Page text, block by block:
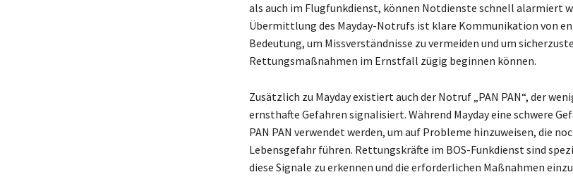
als auch im Flugfunkdienst, können Notdienste schnell alarmiert
Übermittlung des Mayday-Notrufs ist klare Kommunikation von
Bedeutung, um Missverständnisse zu vermeiden und um
Rettungsmaßnahmen im Ernstfall zügig beginnen können.
Zusätzlich zu Mayday existiert auch der Notruf „PAN PAN“, der
ernsthafte Gefahren signalisiert. Während Mayday eine schwere
PAN PAN verwendet werden, um auf Probleme hinzuweisen, die
Lebensgefahr führen. Rettungskräfte im BOS-Funkdienst sind
diese Signale zu erkennen und die erforderlichen Maßnahmen